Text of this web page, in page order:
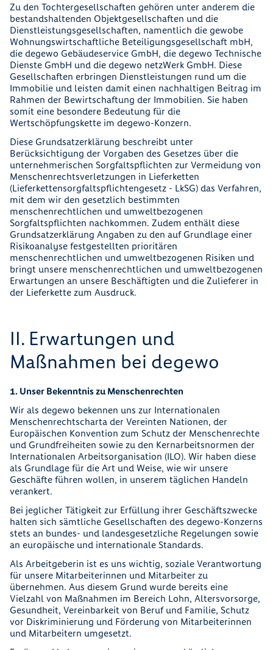
Zu den Tochtergesellschaften gehören unter anderem die
bestandshaltenden Objektgesellschaften und die
Dienstleistungsgesellschaften, namentlich die gewobe
Wohnungswirtschaftliche Beteiligungsgesellschaft mbH,
die degewo Gebäudeservice GmbH, die degewo Technische
Dienste GmbH und die degewo netzWerk GmbH. Diese
Gesellschaften erbringen Dienstleistungen rund um die
Immobilie und leisten damit einen nachhaltigen Beitrag im
Rahmen der Bewirtschaftung der Immobilien. Sie haben
somit eine besondere Bedeutung für die
Wertschöpfungskette im degewo-Konzern.
Diese Grundsatzerklärung beschreibt unter
Berücksichtigung der Vorgaben des Gesetzes über die
unternehmerischen Sorgfaltspflichten zur Vermeidung von
Menschenrechtsverletzungen in Lieferketten
(Lieferkettensorgfaltspflichtengesetz - LkSG) das Verfahren,
mit dem wir den gesetzlich bestimmten
menschenrechtlichen und umweltbezogenen
Sorgfaltspflichten nachkommen. Zudem enthält diese
Grundsatzerklärung Angaben zu den auf Grundlage einer
Risikoanalyse festgestellten prioritären
menschenrechtlichen und umweltbezogenen Risiken und
bringt unsere menschenrechtlichen und umweltbezogenen
Erwartungen an unsere Beschäftigten und die Zulieferer in
der Lieferkette zum Ausdruck.
II. Erwartungen und
Maßnahmen bei degewo
1. Unser Bekenntnis zu Menschenrechten
Wir als degewo bekennen uns zur Internationalen
Menschenrechtscharta der Vereinten Nationen, der
Europäischen Konvention zum Schutz der Menschenrechte
und Grundfreiheiten sowie zu den Kernarbeitsnormen der
Internationalen Arbeitsorganisation (ILO). Wir haben diese
als Grundlage für die Art und Weise, wie wir unsere
Geschäfte führen wollen, in unserem täglichen Handeln
verankert.
Bei jeglicher Tätigkeit zur Erfüllung ihrer Geschäftszwecke
halten sich sämtliche Gesellschaften des degewo-Konzerns
stets an bundes- und landesgesetzliche Regelungen sowie
an europäische und internationale Standards.
Als Arbeitgeberin ist es uns wichtig, soziale Verantwortung
für unsere Mitarbeiterinnen und Mitarbeiter zu
übernehmen. Aus diesem Grund wurde bereits eine
Vielzahl von Maßnahmen im Bereich Lohn, Altersvorsorge,
Gesundheit, Vereinbarkeit von Beruf und Familie, Schutz
vor Diskriminierung und Förderung von Mitarbeiterinnen
und Mitarbeitern umgesetzt.